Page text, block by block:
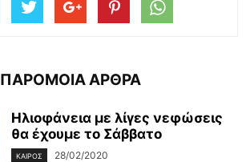
ΠΑΡΟΜΟΙΑ ΑΡΘΡΑ
Ηλιοφάνεια με λίγες νεφώσεις
θα έχουμε το Σάββατο
ΚΑΙΡΌΣ 28/02/2020